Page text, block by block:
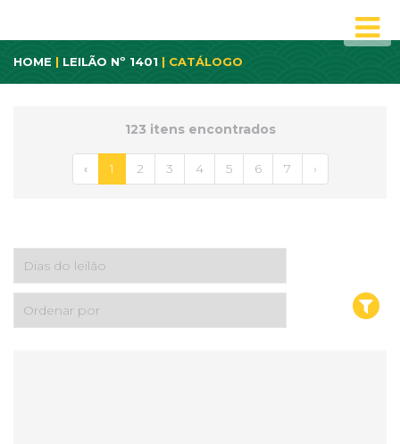
HOME | LEILÃO Nº 1401 | CATÁLOGO
123 itens encontrados
‹ 1 2 3 4 5 6 7 ›